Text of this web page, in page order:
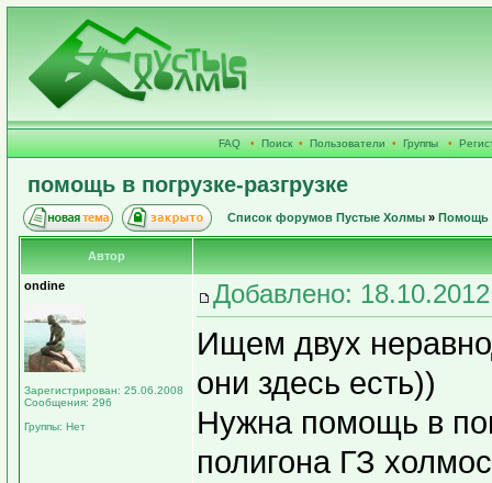
FAQ • Поиск • Пользователи • Группы •
помощь в погрузке-разгрузке
Список форумов Пустые Холмы » Помощь
Автор
ondine
Зарегистрирован: 25.06.2008
Сообщения: 296
Группы: Нет
Добавлено:
Ищем двух
они здесь есть))
Нужна помощь в
полигона ГЗ